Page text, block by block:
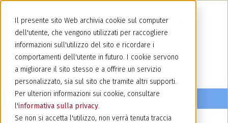
Il presente sito Web archivia cookie sul computer
dell'utente, che vengono utilizzati per raccogliere
informazioni sull'utilizzo del sito e ricordare i
comportamenti dell'utente in futuro. I cookie servono
a migliorare il sito stesso e a offrire un servizio
personalizzato, sia sul sito che tramite altri supporti.
Per ulteriori informazioni sui cookie, consultare
l'informativa sulla privacy.
Se non si accetta l'utilizzo, non verrà tenuta traccia